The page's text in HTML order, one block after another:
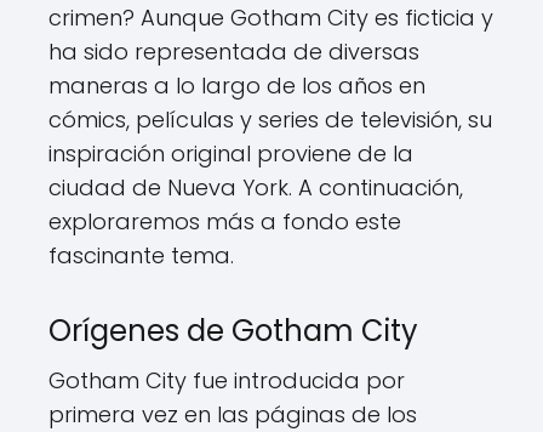
crimen? Aunque Gotham City es ficticia y
ha sido representada de diversas
maneras a lo largo de los años en
cómics, películas y series de televisión, su
inspiración original proviene de la
ciudad de Nueva York. A continuación,
exploraremos más a fondo este
fascinante tema.
Orígenes de Gotham City
Gotham City fue introducida por
primera vez en las páginas de los